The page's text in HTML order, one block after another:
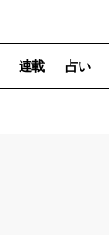
連載 占い